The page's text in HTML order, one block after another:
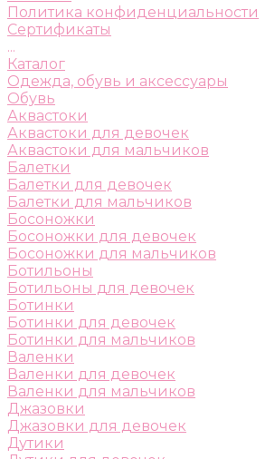
Политика конфиденциальности
Сертификаты
...
Каталог
Одежда, обувь и аксессуары
Обувь
Аквастоки
Аквастоки для девочек
Аквастоки для мальчиков
Балетки
Балетки для девочек
Балетки для мальчиков
Босоножки
Босоножки для девочек
Босоножки для мальчиков
Ботильоны
Ботильоны для девочек
Ботинки
Ботинки для девочек
Ботинки для мальчиков
Валенки
Валенки для девочек
Валенки для мальчиков
Джазовки
Джазовки для девочек
Дутики